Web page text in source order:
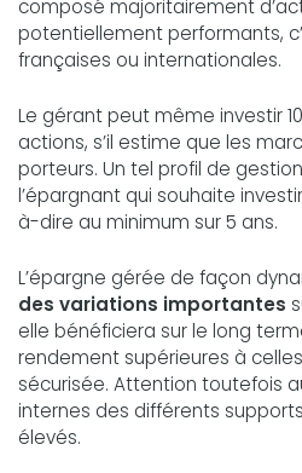
composé majoritairement
potentiellement performants,
françaises ou internationales.
Le gérant peut même investir
actions, s’il estime que les
porteurs. Un tel profil de
l’épargnant qui souhaite
à-dire au minimum sur 5 ans.
L’épargne gérée de façon
des variations importantes
elle bénéficiera sur le long
rendement supérieures à
sécurisée. Attention toutefois
internes des différents
élevés.